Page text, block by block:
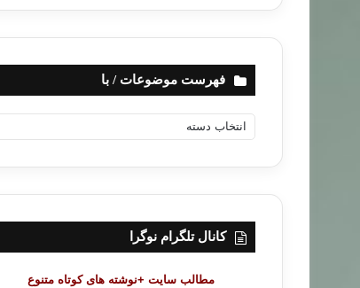
فهرست موضوعات / با
ه
ت
ض
کانال تلگرام نوگرا
مطالب سایت +نوشته های کوتاه متنوع